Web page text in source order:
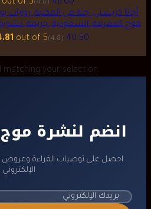
out of 5(4.8)
out of 5(4.8)
was:
your selection.
📬 انضم لنشرة
احصل على توصيات القراءة وعروض
الإلكتروني